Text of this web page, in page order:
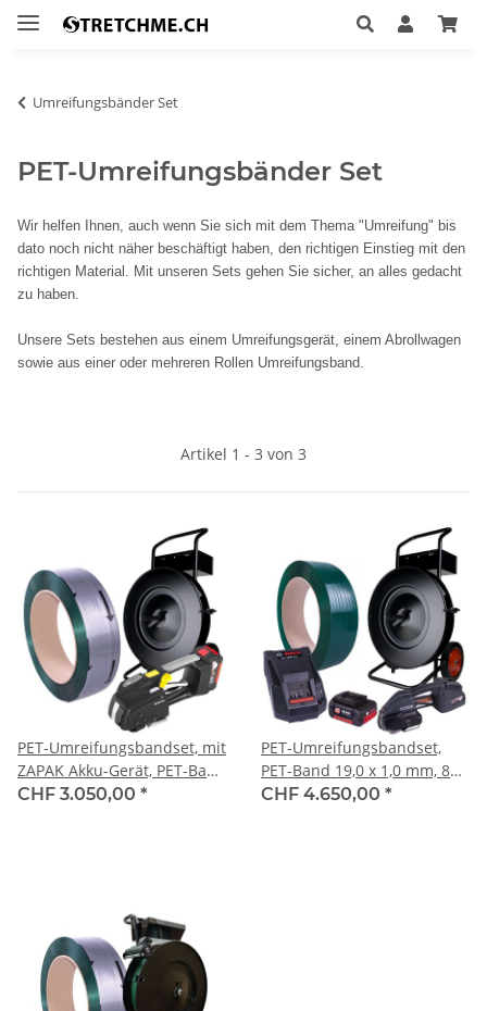
Umreifungsbänder Set
PET-Umreifungsbänder Set
Wir helfen Ihnen, auch wenn Sie sich mit dem Thema "Umreifung" bis
dato noch nicht näher beschäftigt haben, den richtigen Einstieg mit den
richtigen Material. Mit unseren Sets gehen Sie sicher, an alles gedacht
zu haben.
Unsere Sets bestehen aus einem Umreifungsgerät, einem Abrollwagen
sowie aus einer oder mehreren Rollen Umreifungsband.
Artikel 1 - 3 von 3
PET-Umreifungsbandset, mit
ZAPAK Akku-Gerät, PET-Band
15,5 x 0,9 mm, 557 kg
CHF 3.050,00 *
PET-Umreifungsbandset,
PET-Band 19,0 x 1,0 mm, 800
kg Reissfestigkeit
CHF 4.650,00 *